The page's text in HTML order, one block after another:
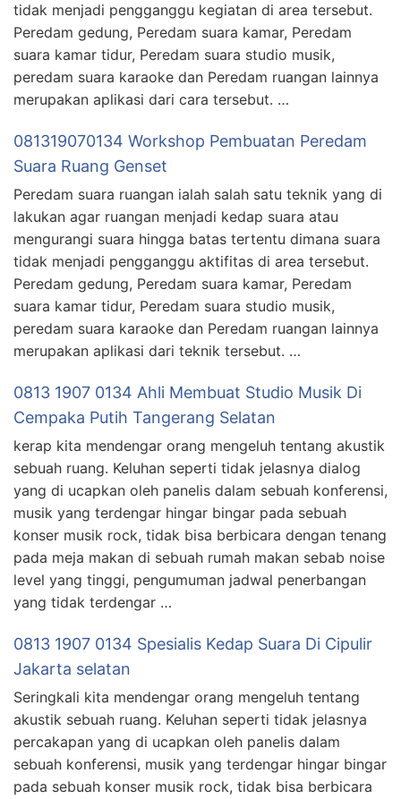
tidak menjadi pengganggu kegiatan di area tersebut.
Peredam gedung, Peredam suara kamar, Peredam
suara kamar tidur, Peredam suara studio musik,
peredam suara karaoke dan Peredam ruangan lainnya
merupakan aplikasi dari cara tersebut. …
081319070134 Workshop Pembuatan Peredam
Suara Ruang Genset
Peredam suara ruangan ialah salah satu teknik yang di
lakukan agar ruangan menjadi kedap suara atau
mengurangi suara hingga batas tertentu dimana suara
tidak menjadi pengganggu aktifitas di area tersebut.
Peredam gedung, Peredam suara kamar, Peredam
suara kamar tidur, Peredam suara studio musik,
peredam suara karaoke dan Peredam ruangan lainnya
merupakan aplikasi dari teknik tersebut. …
0813 1907 0134 Ahli Membuat Studio Musik Di
Cempaka Putih Tangerang Selatan
kerap kita mendengar orang mengeluh tentang akustik
sebuah ruang. Keluhan seperti tidak jelasnya dialog
yang di ucapkan oleh panelis dalam sebuah konferensi,
musik yang terdengar hingar bingar pada sebuah
konser musik rock, tidak bisa berbicara dengan tenang
pada meja makan di sebuah rumah makan sebab noise
level yang tinggi, pengumuman jadwal penerbangan
yang tidak terdengar …
0813 1907 0134 Spesialis Kedap Suara Di Cipulir
Jakarta selatan
Seringkali kita mendengar orang mengeluh tentang
akustik sebuah ruang. Keluhan seperti tidak jelasnya
percakapan yang di ucapkan oleh panelis dalam
sebuah konferensi, musik yang terdengar hingar bingar
pada sebuah konser musik rock, tidak bisa berbicara